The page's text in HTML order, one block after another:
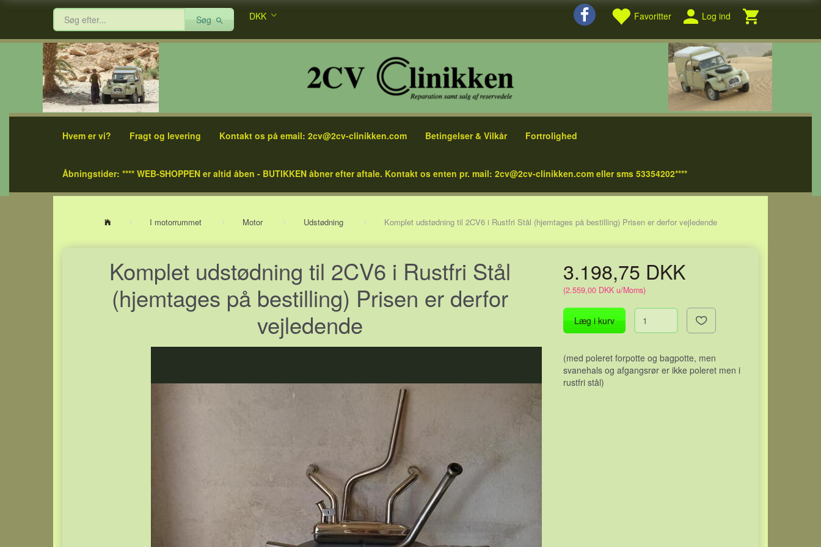
Favoritter Log ind
Søg DKK
Hvem er vi? Fragt og levering Kontakt os på email: 2cv@2cv-clinikken.com Betingelser & Vilkår Fortrolighed
Åbningstider: **** WEB-SHOPPEN er altid åben - BUTIKKEN åbner efter aftale. Kontakt os enten pr. mail: 2cv@2cv-clinikken.com eller sms 53354202****
I motorrummet Motor Udstødning Komplet udstødning til 2CV6 i Rustfri Stål (hjemtages på bestilling) Prisen er derfor vejledende
Komplet udstødning til 2CV6 i Rustfri Stål
(hjemtages på bestilling) Prisen er derfor
vejledende
3.198,75 DKK
(2.559,00 DKK u/Moms)
Læg i kurv
(med poleret forpotte og bagpotte, men
svanehals og afgangsrør er ikke poleret men i
rustfri stål)